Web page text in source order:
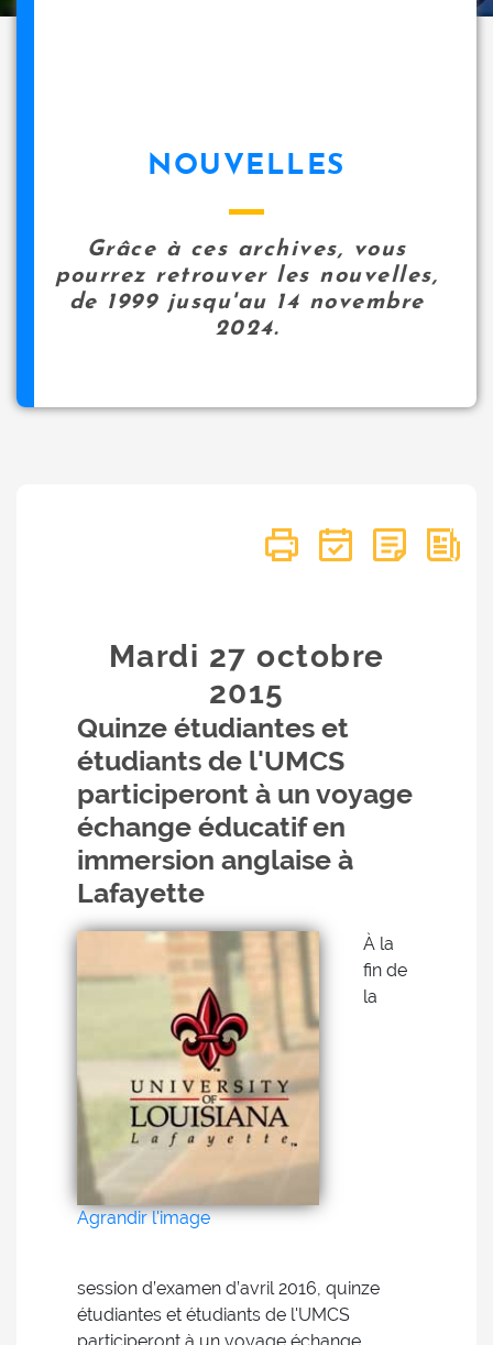
NOUVELLES
Grâce à ces archives, vous
pourrez retrouver les nouvelles,
de 1999 jusqu'au 14 novembre
2024.
Mardi 27 octobre
2015
Quinze étudiantes et
étudiants de l'UMCS
participeront à un voyage
échange éducatif en
immersion anglaise à
Lafayette
Agrandir l'image
À la
fin de
la
session d’examen d’avril 2016, quinze
étudiantes et étudiants de l'UMCS